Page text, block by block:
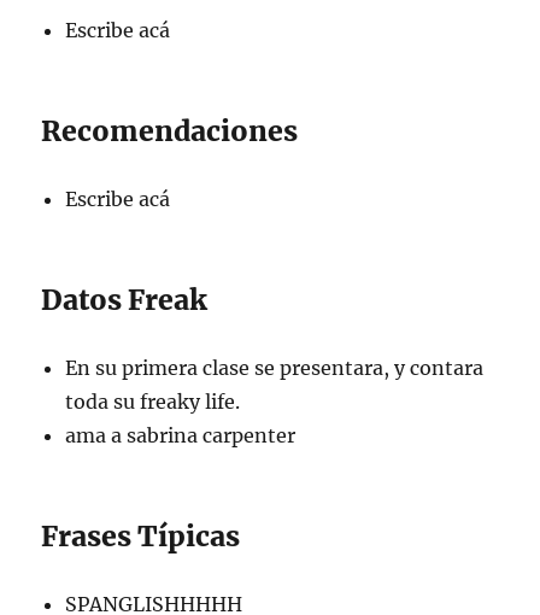
Escribe acá
Recomendaciones
Escribe acá
Datos Freak
En su primera clase se presentara, y contara
toda su freaky life.
ama a sabrina carpenter
Frases Típicas
SPANGLISHHHHH